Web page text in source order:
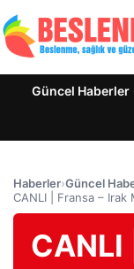
Güncel Haberler
Haberler›Güncel
CANLI | Fransa – Irak
CANLI